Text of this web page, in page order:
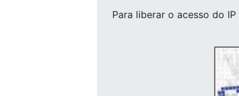
Para liberar o acesso do IP